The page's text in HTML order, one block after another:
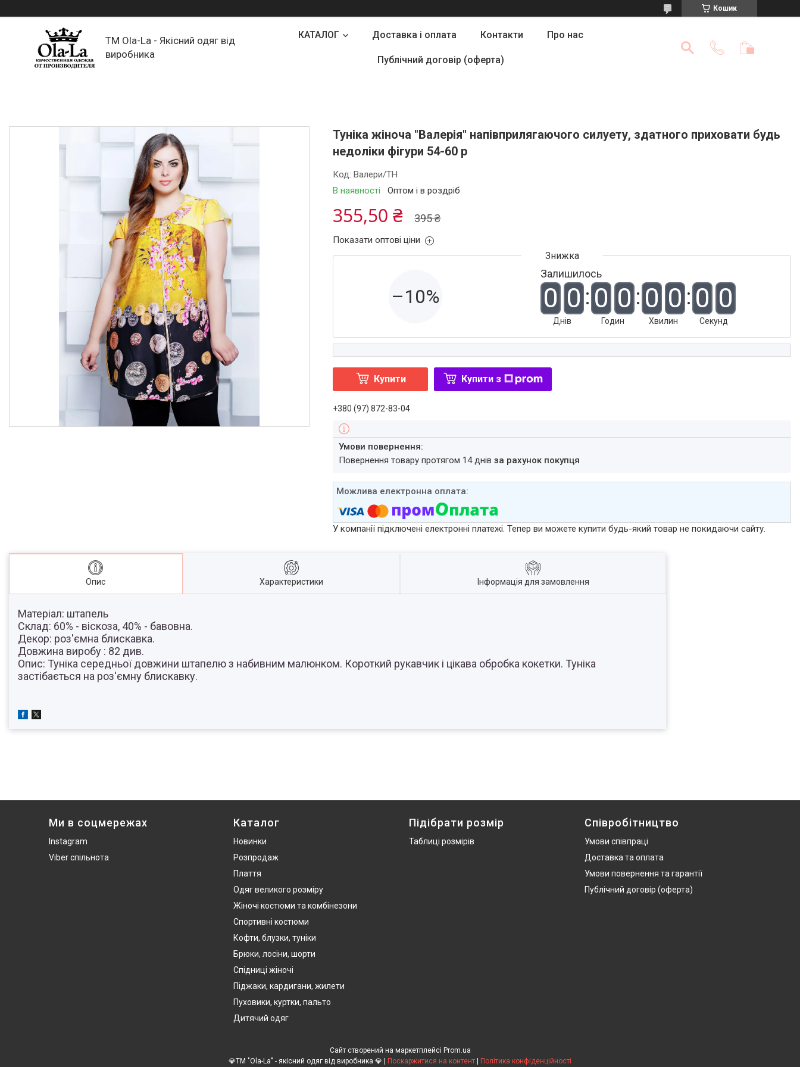
Кошик
TM Ola-La - Якісний одяг від
виробника
КАТАЛОГ Доставка і оплата Контакти Про нас
Публічний договір (оферта)
Туніка жіноча "Валерія" напівприлягаючого силуету, здатного приховати будь
недоліки фігури 54-60 р
В наявності Оптом і в роздріб
Код:Валери/ТН
395 ₴
355,50 ₴
Показати оптові ціни
–10%
Залишилось
0 0
Днів
0 0
Годин
0 0
Хвилин
0 0
Секунд
Купити Купити з
+380 (97) 872-83-04
повернення товару протягом 14 днівза рахунок покупця
У компанії підключені електронні платежі. Тепер ви можете купити будь-який товар не покидаючи сайту.
Опис Характеристики Інформація для замовлення
Матеріал: штапель
Склад: 60% - віскоза, 40% - бавовна.
Декор: роз'ємна блискавка.
Довжина виробу : 82 див.
Опис: Туніка середньої довжини штапелю з набивним малюнком. Короткий рукавчик і цікава обробка кокетки. Туніка
застібається на роз'ємну блискавку.
Ми в соцмережах
Instagram
Viber спільнота
Каталог
Новинки
Розпродаж
Плаття
Одяг великого розміру
Жіночі костюми та комбінезони
Спортивні костюми
Кофти, блузки, туніки
Брюки, лосіни, шорти
Спідниці жіночі
Піджаки, кардигани, жилети
Пуховики, куртки, пальто
Дитячий одяг
Підібрати розмір
Таблиці розмірів
Співробітництво
Умови співпраці
Доставка та оплата
Умови повернення та гарантії
Публічний договір (оферта)
Сайт створений на маркетплейсі Prom.ua
Поскаржитися на контент Політика конфіденційності